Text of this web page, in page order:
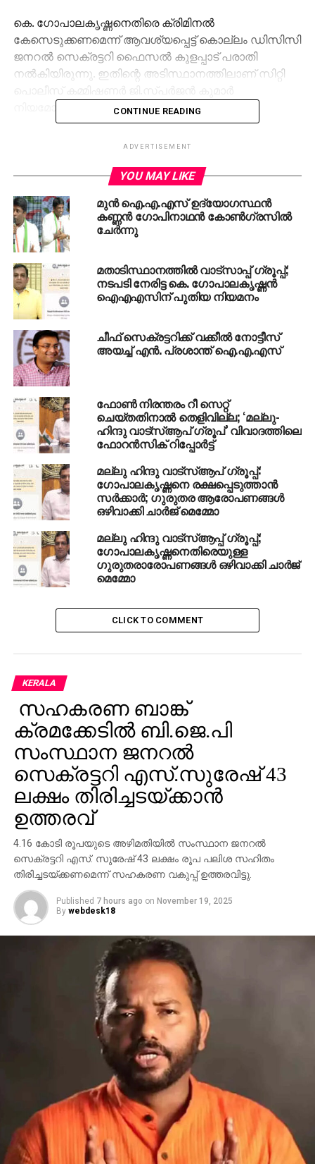
കെ. ഗോപാലകൃഷ്ണനെതിരെ ക്രിമിനല്‍
കേസെടുക്കണമെന്ന് ആവശ്യപ്പെട്ട് കൊല്ലം ഡിസിസി
ജനറല്‍ സെക്രട്ടറി ഫൈസല്‍ കുളപ്പാട് പരാതി
നല്‍കിയിരുന്നു. ഇതിന്റെ അടിസ്ഥാനത്തിലാണ് സിറ്റി
നിയമോപദേശം തേടിയത്.
വ്യാജമാണെന്നു പൊലീസ് കണ്ടെത്തിയിരുന്നു.
ഫൊറന്‍സിക് പരിശോധനയിലും ഇതു സ്ഥിരീകരിച്ചു.
RELATED TOPICS: IAS
K GOPALAKRISHNAN
MALLU HINDU WHATSAPP GROUP
എറണാകുളത്ത് മഞ്ഞപ്പിത്തം കൂടുന്നു;
മുന്നറിയിപ്പ്
DON'T MISS
മുണ്ടക്കൈ ദുരന്തം; മുഖ്യമന്ത്രി
സര്‍വകക്ഷിയോഗം വിളിക്കണമെന്ന് ടി. സിദ്ദീഖ്
എംഎല്‍എ
CONTINUE READING
ADVERTISEMENT
YOU MAY LIKE
മുന്‍ ഐ.എ.എസ് ഉദ്യോഗസ്ഥന്‍
കണ്ണന്‍ ഗോപിനാഥന്‍ കോണ്‍ഗ്രസില്‍
ചേര്‍ന്നു
മതാടിസ്ഥാനത്തിൽ വാട്സാപ്പ് ഗ്രൂപ്പ്;
നടപടി നേരിട്ട കെ. ഗോപാലകൃഷ്ണൻ
ഐഎഎസിന് പുതിയ നിയമനം
ചീഫ് സെക്രട്ടറിക്ക് വക്കീല്‍ നോട്ടീസ്
അയച്ച് എന്‍. പ്രശാന്ത് ഐ.എ.എസ്
ഫോൺ നിരന്തരം റീ സെറ്റ്
ചെയ്തതിനാൽ തെളിവില്ല; ‘മല്ലു-
ഹിന്ദു വാട്സ്ആപ് ഗ്രൂപ്’ വിവാദത്തിലെ
ഫോറൻസിക് റിപ്പോർട്ട്
മല്ലു ഹിന്ദു വാട്‌സ്ആപ് ഗ്രൂപ്പ്:
ഗോപാലകൃഷ്ണനെ രക്ഷപ്പെടുത്താന്‍
സര്‍ക്കാര്‍; ഗുരുതര ആരോപണങ്ങള്‍
ഒഴിവാക്കി ചാര്‍ജ് മെമ്മോ
മല്ലു ഹിന്ദു വാട്സ്ആപ്പ് ഗ്രൂപ്പ്;
ഗോപാലകൃഷ്ണനെതിരെയുള്ള
ഗുരുതരാരോപണങ്ങള്‍ ഒഴിവാക്കി ചാര്‍ജ്
മെമ്മോ
CLICK TO COMMENT
KERALA
സഹകരണ ബാങ്ക്
ക്രമക്കേടില്‍ ബി.ജെ.പി
സംസ്ഥാന ജനറല്‍
സെക്രട്ടറി എസ്.സുരേഷ് 43
ലക്ഷം തിരിച്ചടയ്ക്കാന്‍
ഉത്തരവ്
4.16 കോടി രൂപയുടെ അഴിമതിയില്‍ സംസ്ഥാന ജനറല്‍
സെക്രട്ടറി എസ്. സുരേഷ് 43 ലക്ഷം രൂപ പലിശ സഹിതം
തിരിച്ചടയ്ക്കണമെന്ന് സഹകരണ വകുപ്പ് ഉത്തരവിട്ടു.
Published 7 hours ago on November 19, 2025
By webdesk18